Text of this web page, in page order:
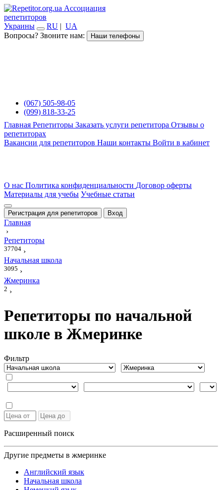
Ассоциация
репетиторов
Украины
RU | UA
Вопросы? Звоните нам:
Наши телефоны
(067) 505-98-05
(099) 818-33-25
Главная Репетиторы Заказать услуги репетитора Отзывы о
репетиторах
Вакансии для репетиторов Наши контакты Войти в кабинет
О нас Политика конфиденциальности Договор оферты
Материалы для учебы Учебные статьи
Регистрация для репетиторов Вход
Главная
›
Репетиторы
37704 ›
Начальная школа
3095 ›
Жмеринка
2 ›
Репетиторы по начальной
школе в Жмеринке
Фильтр
Расширенный поиск
Другие предметы в жмеринке
Английский язык
Начальная школа